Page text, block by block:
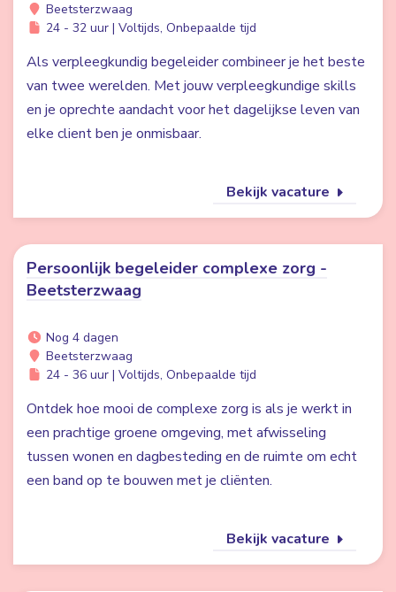
Beetsterzwaag
24 - 32 uur | Voltijds, Onbepaalde tijd
Als verpleegkundig begeleider combineer je het beste
van twee werelden. Met jouw verpleegkundige skills
en je oprechte aandacht voor het dagelijkse leven van
elke client ben je onmisbaar.
Bekijk vacature
Persoonlijk begeleider complexe zorg -
Beetsterzwaag
Nog 4 dagen
Beetsterzwaag
24 - 36 uur | Voltijds, Onbepaalde tijd
Ontdek hoe mooi de complexe zorg is als je werkt in
een prachtige groene omgeving, met afwisseling
tussen wonen en dagbesteding en de ruimte om echt
een band op te bouwen met je cliënten.
Bekijk vacature